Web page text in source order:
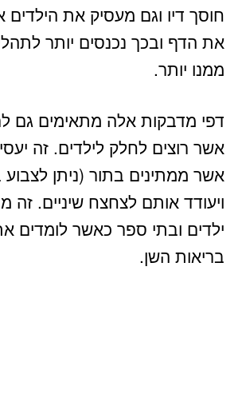
חוסך דיו וגם מעסיק את
את הדף ובכך נכנסים יותר
ממנו יותר.
דפי מדבקות אלה מתאימים גם
אשר רוצים לחלק לילדים. זה
אשר ממתינים בתור (ניתן לצבוע
ויעודד אותם לצחצח שיניים. זה
ילדים ובתי ספר כאשר לומדים
בריאות השן.